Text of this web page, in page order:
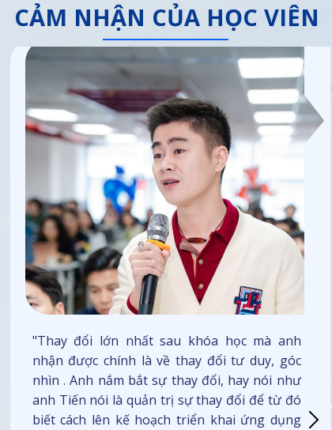
CẢM NHẬN CỦA HỌC VIÊN
"Thay đổi lớn nhất sau khóa học mà anh
nhận được chính là về thay đổi tư duy, góc
nhìn . Anh nắm bắt sự thay đổi, hay nói như
anh Tiến nói là quản trị sự thay đổi để từ đó
biết cách lên kế hoạch triển khai ứng dụng